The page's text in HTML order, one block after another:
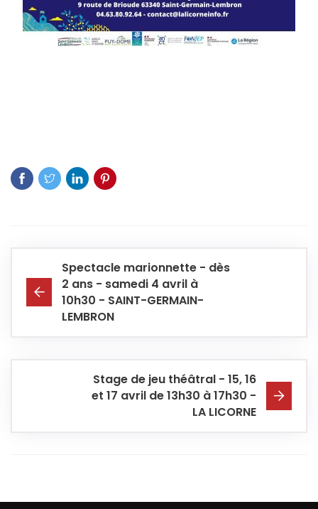
Spectacle marionnette - dès
2 ans - samedi 4 avril à
10h30 - SAINT-GERMAIN-
LEMBRON
Stage de jeu théâtral - 15, 16
et 17 avril de 13h30 à 17h30 -
LA LICORNE